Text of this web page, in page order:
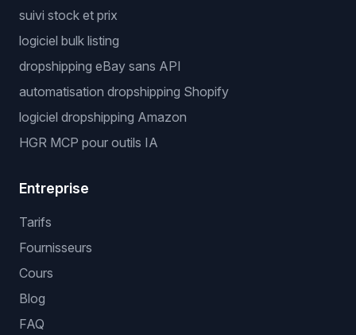
suivi stock et prix
logiciel bulk listing
dropshipping eBay sans API
automatisation dropshipping Shopify
logiciel dropshipping Amazon
HGR MCP pour outils IA
Entreprise
Tarifs
Fournisseurs
Cours
Blog
FAQ